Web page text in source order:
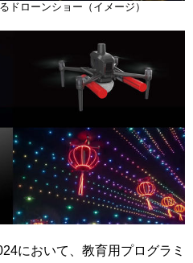
ドローンショー（イメージ）
において、教育用プログラミ